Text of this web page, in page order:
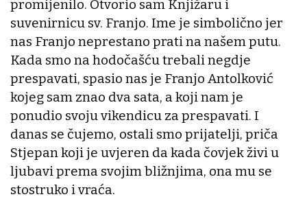
promijenilo. Otvorio sam Knjižaru i
suvenirnicu sv. Franjo. Ime je simbolično jer
nas Franjo neprestano prati na našem putu.
Kada smo na hodočašću trebali negdje
prespavati, spasio nas je Franjo Antolković
kojeg sam znao dva sata, a koji nam je
ponudio svoju vikendicu za prespavati. I
danas se čujemo, ostali smo prijatelji, priča
Stjepan koji je uvjeren da kada čovjek živi u
ljubavi prema svojim bližnjima, ona mu se
stostruko i vraća.